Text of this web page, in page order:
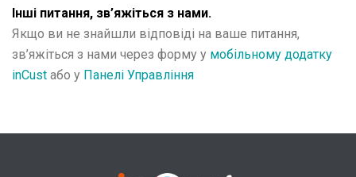
Інші питання, зв’яжіться з нами.
Якщо ви не знайшли відповіді на ваше питання,
зв’яжіться з нами через форму у мобільному додатку
inCust або у Панелі Управління